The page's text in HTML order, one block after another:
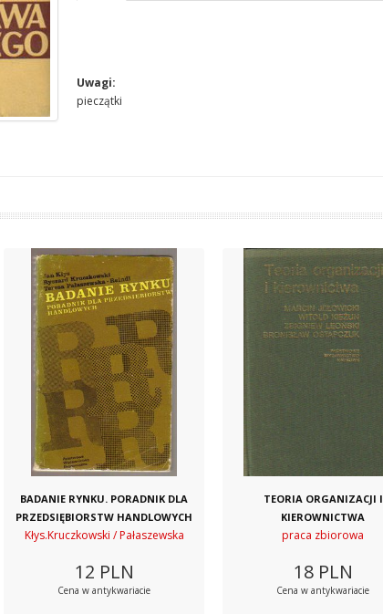
Uwagi:
pieczątki
BADANIE RYNKU. PORADNIK DLA
PRZEDSIĘBIORSTW HANDLOWYCH
Kłys.Kruczkowski / Pałaszewska
12 PLN
Cena w antykwariacie
TEORIA ORGANIZACJI I
KIEROWNICTWA
praca zbiorowa
18 PLN
Cena w antykwariacie